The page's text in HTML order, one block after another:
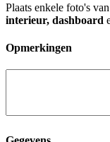
Plaats enkele foto's
interieur, dashboard
Opmerkingen